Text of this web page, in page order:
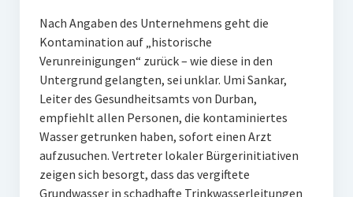
Nach Angaben des Unternehmens geht die
Kontamination auf „historische
Verunreinigungen“ zurück – wie diese in den
Untergrund gelangten, sei unklar. Umi Sankar,
Leiter des Gesundheitsamts von Durban,
empfiehlt allen Personen, die kontaminiertes
Wasser getrunken haben, sofort einen Arzt
aufzusuchen. Vertreter lokaler Bürgerinitiativen
zeigen sich besorgt, dass das vergiftete
Grundwasser in schadhafte Trinkwasserleitungen